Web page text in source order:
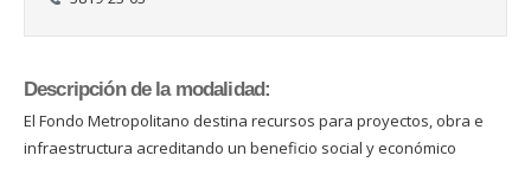
Descripción de la modalidad:
El Fondo Metropolitano destina recursos para proyectos, obra e
infraestructura acreditando un beneficio social y económico